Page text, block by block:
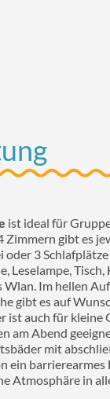
ist ideal für
Zimmern gibt es
oder 3
Leselampe, Tisch,
Wlan. Im hellen
gibt es auf
ist auch für kleine
am Abend
mit
ein barrierearmes
Atmosphäre in